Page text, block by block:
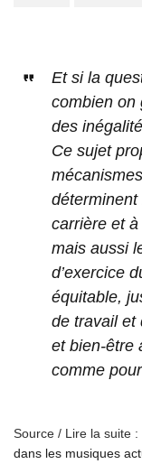
Et si la
combien on
des
Ce sujet
déterminent
carrière et
mais aussi
d’exercice
équitable,
de travail et
et bien-être
comme
Source / Lire la suite :
dans les musiques